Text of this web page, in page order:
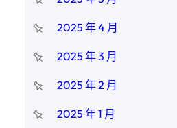
2025 年 4 月
2025 年 3 月
2025 年 2 月
2025 年 1 月